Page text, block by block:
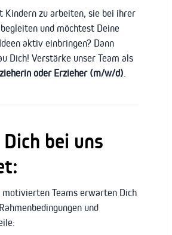
Kindern zu arbeiten, sie bei ihrer
und möchtest Deine
aktiv einbringen? Dann
Dich! Verstärke unser Team als
oder Erzieher (m/w/d)
bei uns
motivierten Teams erwarten Dich
und